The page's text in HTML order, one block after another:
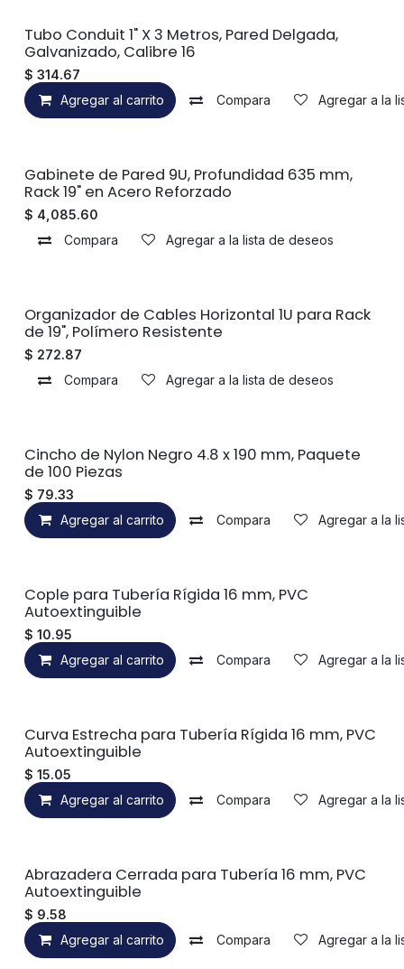
Tubo Conduit 1" X 3 Metros, Pared Delgada,
Galvanizado, Calibre 16
$ 314.67
Agregar al carrito
Compara Agregar a la
Sin existencias
Gabinete de Pared 9U, Profundidad 635 mm,
Rack 19" en Acero Reforzado
$ 4,085.60
Compara
Agregar a la lista de deseos
Sin existencias
Organizador de Cables Horizontal 1U para Rack
de 19", Polímero Resistente
$ 272.87
Compara
Agregar a la lista de deseos
Cincho de Nylon Negro 4.8 x 190 mm, Paquete
de 100 Piezas
$ 79.33
Agregar al carrito
Compara Agregar a la
Cople para Tubería Rígida 16 mm, PVC
Autoextinguible
$ 10.95
Agregar al carrito
Compara Agregar a la
Curva Estrecha para Tubería Rígida 16 mm, PVC
Autoextinguible
$ 15.05
Agregar al carrito
Compara Agregar a la
Abrazadera Cerrada para Tubería 16 mm, PVC
Autoextinguible
$ 9.58
Agregar al carrito
Compara Agregar a la